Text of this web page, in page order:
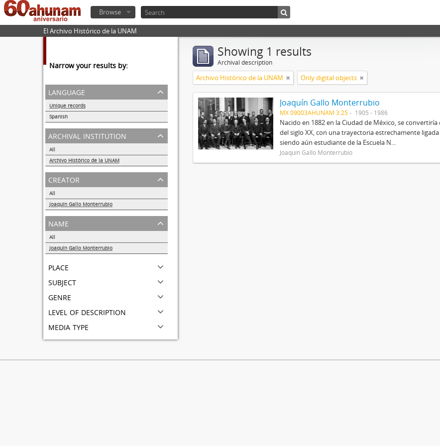
Browse
El Archivo Histórico de la UNAM
Narrow your results by:
language
Unique records
Spanish
1
archival institution
All
Archivo Histórico de la UNAM
1
creator
All
Joaquín Gallo Monterrubio
1
name
All
Joaquín Gallo Monterrubio
place
subject
genre
level of description
media type
Showing 1 results
Archival description
Archivo Histórico de la UNAM Only digital objects
Joaquín Gallo Monterrubio
MX 09003AHUNAM 3.25 1905 - 1986
Nacido en 1882 en la Ciudad de México, se
del siglo XX, con una trayectoria estrechamente
siendo aún estudiante de la Escuela N...
Joaquín Gallo Monterrubio